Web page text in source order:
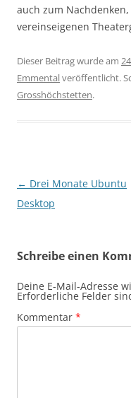
auch zum
vereinseigenen
Dieser Beitrag wurde am
Emmentalveröffentlicht.
Grosshöchstetten.
Beitragsnavigation
← Drei Monate Ubuntu
Desktop
Schreibe einen
Deine E-Mail-Adresse
Erforderliche Felder
Kommentar *